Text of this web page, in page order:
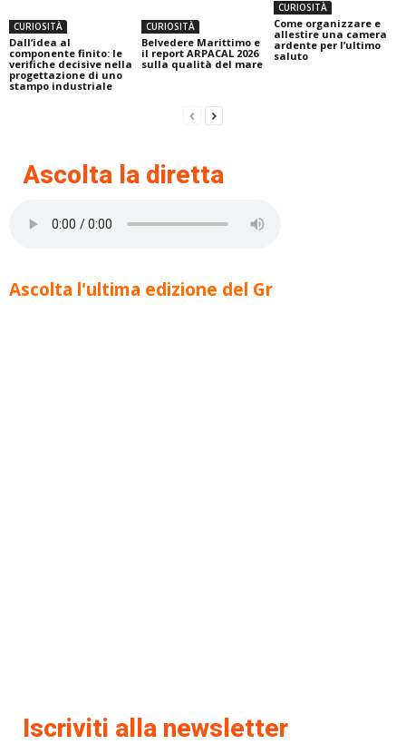
CURIOSITÀ
Dall’idea al
componente finito: le
verifiche decisive nella
progettazione di uno
stampo industriale
CURIOSITÀ
Belvedere Marittimo e
il report ARPACAL 2026
sulla qualità del mare
CURIOSITÀ
Come organizzare e
allestire una camera
ardente per l’ultimo
saluto
Ascolta la diretta
Ascolta l'ultima edizione del Gr
Iscriviti alla newsletter